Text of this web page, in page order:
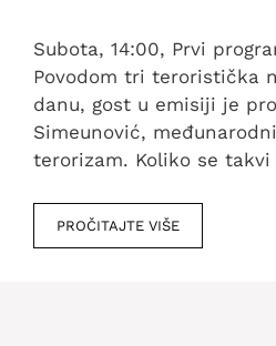
Subota, 14:00, Prvi
Povodom tri teroristička
danu, gost u emisiji je
Simeunović,
terorizam. Koliko se
PROČITAJTE VIŠE